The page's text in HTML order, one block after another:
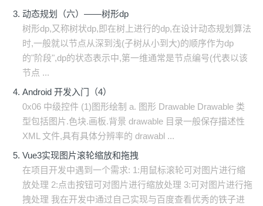
动态规划（六）——树形dp
树形dp,又称树状dp,即在树上进行的dp,在设计动态规划算法
时,一般就以节点从深到浅(子树从小到大)的顺序作为dp
的"阶段",dp的状态表示中,第一维通常是节点编号(代表以该
节点 ...
Android 开发入门（4）
0x06 中级控件 (1)图形绘制 a. 图形 Drawable Drawable 类
型包括图片.色块.画板.背景 drawable 目录一般保存描述性
XML 文件,具有具体分辨率的 drawabl ...
Vue3实现图片滚轮缩放和拖拽
在项目开发中遇到一个需求: 1:用鼠标滚轮可对图片进行缩
放处理 2:点击按钮可对图片进行缩放处理 3:可对图片进行拖
拽处理 我在开发中通过自己实现与百度查看优秀的铁子进